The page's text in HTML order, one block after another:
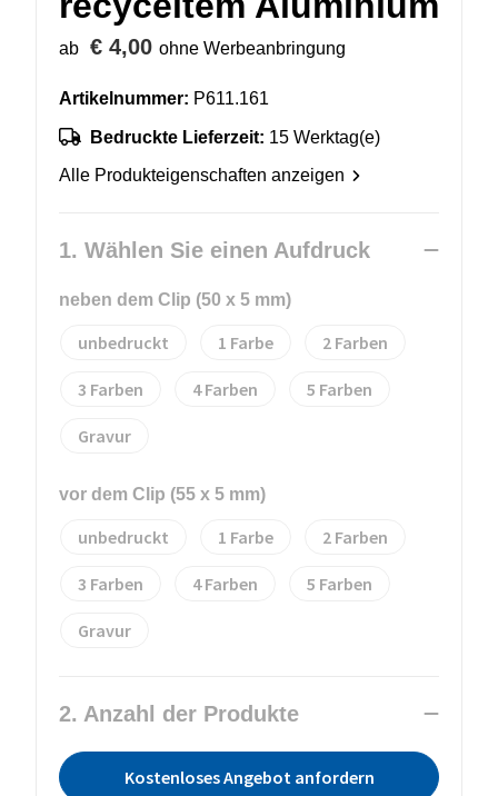
ab € 4,00 ohne Werbeanbringung
Artikelnummer: P611.161
Bedruckte Lieferzeit: 15 Werktag(e)
Alle Produkteigenschaften anzeigen
1. Wählen Sie einen Aufdruck
neben dem Clip (50 x 5 mm)
unbedruckt 1 2
3 4 5
Gravur
vor dem Clip (55 x 5 mm)
unbedruckt 1 2
3 4 5
Gravur
2. Anzahl der Produkte
Kostenloses Angebot anfordern